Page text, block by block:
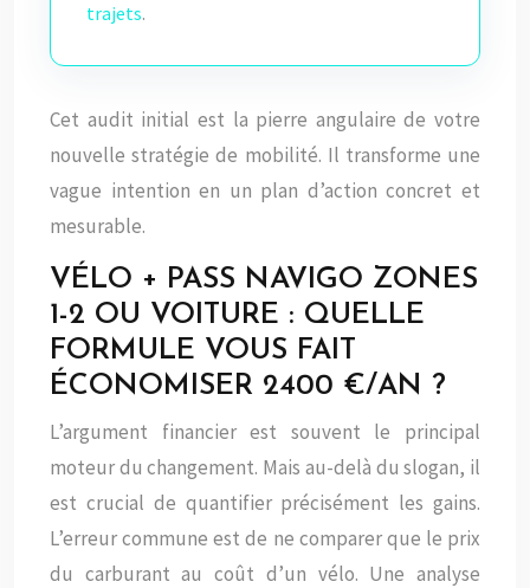
trajets.
Cet audit initial est la pierre angulaire de votre
nouvelle stratégie de mobilité. Il transforme une
vague intention en un plan d’action concret et
mesurable.
VÉLO + PASS NAVIGO ZONES
1-2 OU VOITURE : QUELLE
FORMULE VOUS FAIT
ÉCONOMISER 2400 €/AN ?
L’argument financier est souvent le principal
moteur du changement. Mais au-delà du slogan, il
est crucial de quantifier précisément les gains.
L’erreur commune est de ne comparer que le prix
du carburant au coût d’un vélo. Une analyse